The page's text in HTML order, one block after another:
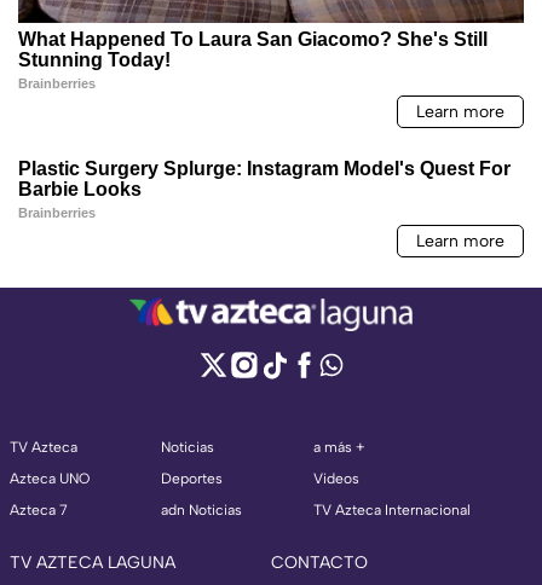
TV Azteca
Azteca UNO
Azteca 7
Noticias
Deportes
adn Noticias
a más +
Videos
TV Azteca Internacional
TV AZTECA LAGUNA CONTACTO